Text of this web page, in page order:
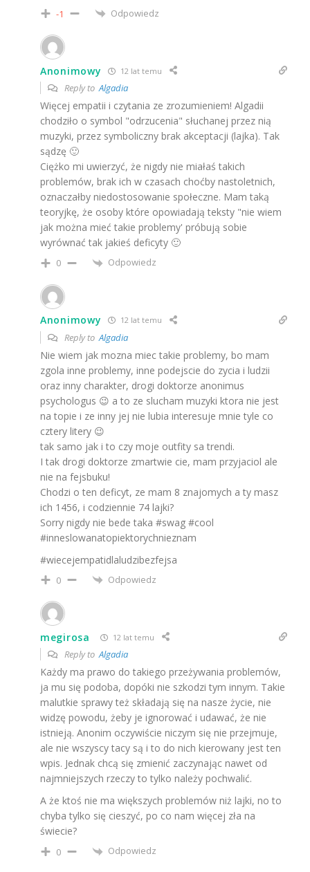
-1 Odpowiedz
Anonimowy 12 lat temu
Reply toAlgadia
Więcej empatii i czytania ze zrozumieniem! Algadii
chodziło o symbol "odrzucenia" słuchanej przez nią
muzyki, przez symboliczny brak akceptacji (lajka). Tak
sądzę 🙂
Ciężko mi uwierzyć, że nigdy nie miałaś takich
problemów, brak ich w czasach choćby nastoletnich,
oznaczałby niedostosowanie społeczne. Mam taką
teoryjkę, że osoby które opowiadają teksty "nie wiem
jak można mieć takie problemy' próbują sobie
wyrównać tak jakieś deficyty 🙂
0 Odpowiedz
Anonimowy 12 lat temu
Reply toAlgadia
Nie wiem jak mozna miec takie problemy, bo mam
zgola inne problemy, inne podejscie do zycia i ludzii
oraz inny charakter, drogi doktorze anonimus
psychologus 😉 a to ze slucham muzyki ktora nie jest
na topie i ze inny jej nie lubia interesuje mnie tyle co
cztery litery 😉
tak samo jak i to czy moje outfity sa trendi.
I tak drogi doktorze zmartwie cie, mam przyjaciol ale
nie na fejsbuku!
Chodzi o ten deficyt, ze mam 8 znajomych a ty masz
ich 1456, i codziennie 74 lajki?
Sorry nigdy nie bede taka #swag #cool
#inneslowanatopiektorychnieznam
#wiecejempatidlaludzibezfejsa
0 Odpowiedz
megirosa 12 lat temu
Reply toAlgadia
Każdy ma prawo do takiego przeżywania problemów,
ja mu się podoba, dopóki nie szkodzi tym innym. Takie
malutkie sprawy też składają się na nasze życie, nie
widzę powodu, żeby je ignorować i udawać, że nie
istnieją. Anonim oczywiście niczym się nie przejmuje,
ale nie wszyscy tacy są i to do nich kierowany jest ten
wpis. Jednak chcą się zmienić zaczynając nawet od
najmniejszych rzeczy to tylko należy pochwalić.
A że ktoś nie ma większych problemów niż lajki, no to
chyba tylko się cieszyć, po co nam więcej zła na
świecie?
0 Odpowiedz